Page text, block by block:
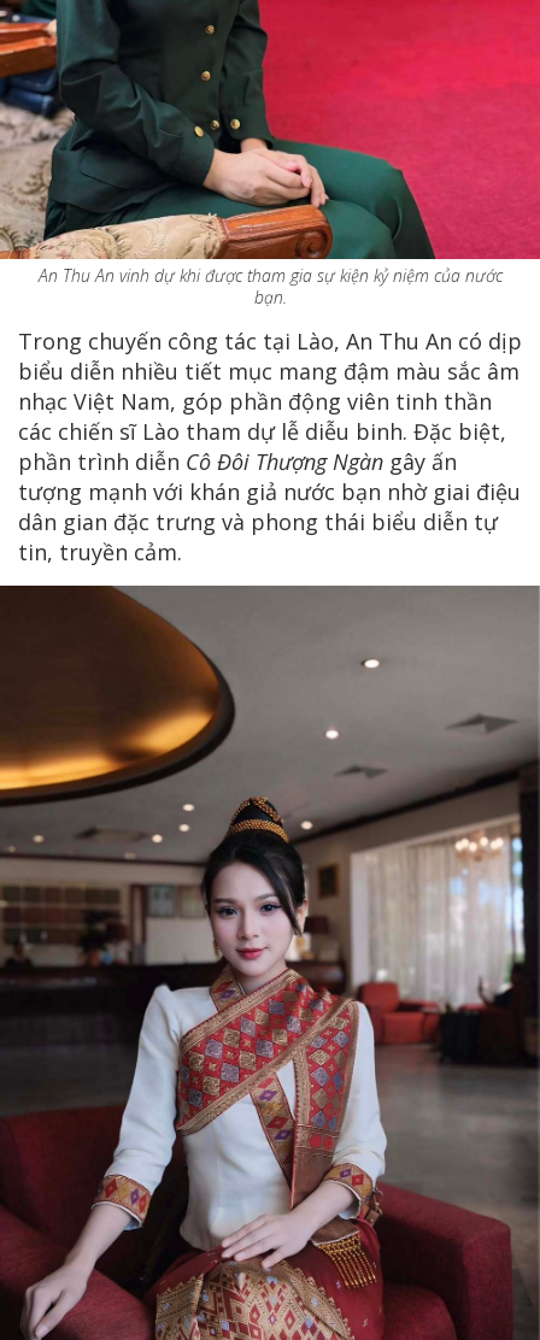
An Thu An vinh dự khi được tham gia sự kiện kỷ niệm của nước
bạn.
Trong chuyến công tác tại Lào, An Thu An có dịp
biểu diễn nhiều tiết mục mang đậm màu sắc âm
nhạc Việt Nam, góp phần động viên tinh thần
các chiến sĩ Lào tham dự lễ diễu binh. Đặc biệt,
phần trình diễn Cô Đôi Thượng Ngàn gây ấn
tượng mạnh với khán giả nước bạn nhờ giai điệu
dân gian đặc trưng và phong thái biểu diễn tự
tin, truyền cảm.